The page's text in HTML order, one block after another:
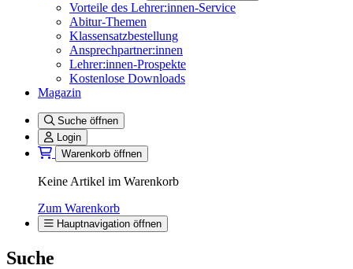
Vorteile des Lehrer:innen-Service
Abitur-Themen
Klassensatzbestellung
Ansprechpartner:innen
Lehrer:innen-Prospekte
Kostenlose Downloads
Magazin
Suche öffnen
Login
Warenkorb öffnen
Keine Artikel im Warenkorb
Zum Warenkorb
Hauptnavigation öffnen
Suche